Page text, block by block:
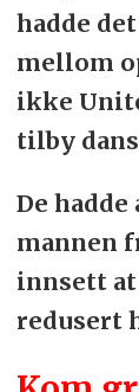
hadde
mellom
ikke
tilby
De
mannen
innsett
redusert